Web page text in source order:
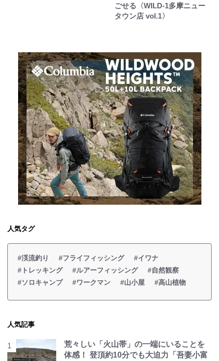
ごせる〈WILD-1多摩ニュー
タウン店 vol.1〉
人気タグ
#渓流釣り #フライフィッシング
#イワナ
#トレッキング
#ルアーフィッシング
#自然観察
#ソロキャンプ
#ワークマン #山小屋 #高山植物
人気記事
荒々しい「火山帯」の一端にいることを
体感！ 登頂約10分でも大迫力「吾妻小富